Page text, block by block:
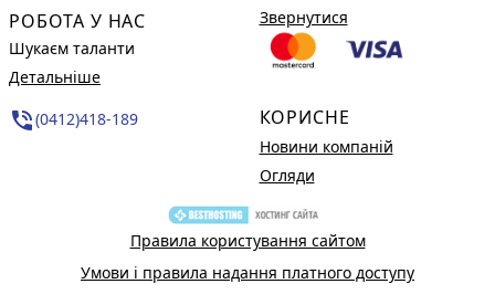
РОБОТА У НАС
Шукаєм таланти
Детальніше
phone_in_talk(0412)418-189
Звернутися
КОРИСНЕ
Новини компаній
Огляди
Правила користування сайтом
Умови і правила надання платного доступу